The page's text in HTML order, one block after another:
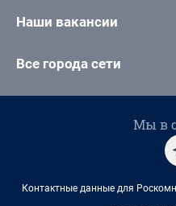
Наши вакансии
Все города сети
Мы в
Контактные данные для